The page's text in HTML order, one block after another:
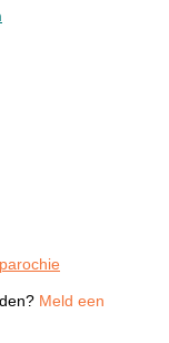
Meld een